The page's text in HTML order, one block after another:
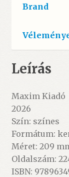
Brand
Leírás
Maxim Kiadó
2026
Szín: színes
Formátum:
Méret: 209
Oldalszám:
ISBN: